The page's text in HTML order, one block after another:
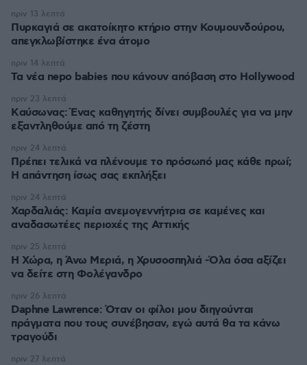
Πυρκαγιά σε ακατοίκητο κτήριο στην Κουμουνδούρου,
απεγκλωβίστηκε ένα άτομο
πριν 13 λεπτά
Τα νέα nepo babies που κάνουν απόβαση στο Hollywood
πριν 14 λεπτά
Kαύσωνας: Ένας καθηγητής δίνει συμβουλές για να μην
εξαντληθούμε από τη ζέστη
πριν 23 λεπτά
Πρέπει τελικά να πλένουμε το πρόσωπό μας κάθε πρωί;
Η απάντηση ίσως σας εκπλήξει
πριν 24 λεπτά
Χαρδαλιάς: Καμία ανεμογεννήτρια σε καμένες και
αναδασωτέες περιοχές της Αττικής
πριν 24 λεπτά
Η Χώρα, η Άνω Μεριά, η Χρυσοσπηλιά -Όλα όσα αξίζει
να δείτε στη Φολέγανδρο
πριν 25 λεπτά
Daphne Lawrence: Όταν οι φίλοι μου διηγούνται
πράγματα που τους συνέβησαν, εγώ αυτά θα τα κάνω
τραγούδι
πριν 26 λεπτά
πριν 27 λεπτά